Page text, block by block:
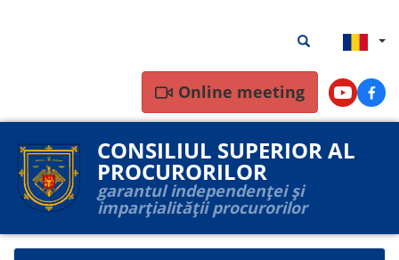
Rezultate
căutare
Rezultate
Online meeting Youtube
CONSILIUL SUPERIOR AL
PROCURORILOR
garantul independenței și
imparțialității procurorilor